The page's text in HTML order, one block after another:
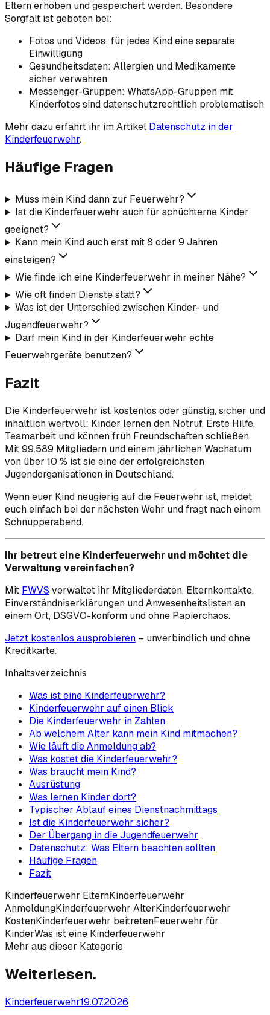
Eltern erhoben und gespeichert werden. Besondere
Sorgfalt ist geboten bei:
Fotos und Videos: für jedes Kind eine separate
Einwilligung
Gesundheitsdaten: Allergien und Medikamente
sicher verwahren
Messenger-Gruppen: WhatsApp-Gruppen mit
Kinderfotos sind datenschutzrechtlich problematisch
Mehr dazu erfahrt ihr im Artikel Datenschutz in der
Kinderfeuerwehr.
Häufige Fragen
Muss mein Kind dann zur Feuerwehr?
Ist die Kinderfeuerwehr auch für schüchterne Kinder
geeignet?
Kann mein Kind auch erst mit 8 oder 9 Jahren
einsteigen?
Wie finde ich eine Kinderfeuerwehr in meiner Nähe?
Wie oft finden Dienste statt?
Was ist der Unterschied zwischen Kinder- und
Jugendfeuerwehr?
Darf mein Kind in der Kinderfeuerwehr echte
Feuerwehrgeräte benutzen?
Fazit
Die Kinderfeuerwehr ist kostenlos oder günstig, sicher und
inhaltlich wertvoll: Kinder lernen den Notruf, Erste Hilfe,
Teamarbeit und können früh Freundschaften schließen.
Mit 99.589 Mitgliedern und einem jährlichen Wachstum
von über 10 % ist sie eine der erfolgreichsten
Jugendorganisationen in Deutschland.
Wenn euer Kind neugierig auf die Feuerwehr ist, meldet
euch einfach bei der nächsten Wehr und fragt nach einem
Schnupperabend.
Ihr betreut eine Kinderfeuerwehr und möchtet die
Verwaltung vereinfachen?
Mit FWVS verwaltet ihr Mitgliederdaten, Elternkontakte,
Einverständniserklärungen und Anwesenheitslisten an
einem Ort, DSGVO-konform und ohne Papierchaos.
Jetzt kostenlos ausprobieren – unverbindlich und ohne
Kreditkarte.
Inhaltsverzeichnis
Was ist eine Kinderfeuerwehr?
Kinderfeuerwehr auf einen Blick
Die Kinderfeuerwehr in Zahlen
Ab welchem Alter kann mein Kind mitmachen?
Wie läuft die Anmeldung ab?
Was kostet die Kinderfeuerwehr?
Was braucht mein Kind?
Ausrüstung
Was lernen Kinder dort?
Typischer Ablauf eines Dienstnachmittags
Ist die Kinderfeuerwehr sicher?
Der Übergang in die Jugendfeuerwehr
Datenschutz: Was Eltern beachten sollten
Häufige Fragen
Fazit
Kinderfeuerwehr ElternKinderfeuerwehr
AnmeldungKinderfeuerwehr AlterKinderfeuerwehr
KostenKinderfeuerwehr beitretenFeuerwehr für
KinderWas ist eine Kinderfeuerwehr
Mehr aus dieser Kategorie
Weiterlesen.
Kinderfeuerwehr19.07.2026